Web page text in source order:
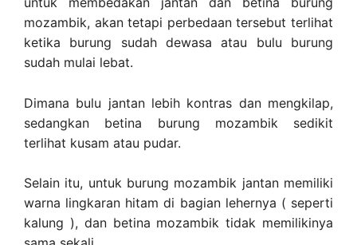
mozambik, akan tetapi perbedaan tersebut terlihat
ketika burung sudah dewasa atau bulu burung
sudah mulai lebat.
Dimana bulu jantan lebih kontras dan mengkilap,
sedangkan betina burung mozambik sedikit
terlihat kusam atau pudar.
Selain itu, untuk burung mozambik jantan memiliki
warna lingkaran hitam di bagian lehernya ( seperti
kalung ), dan betina mozambik tidak memilikinya